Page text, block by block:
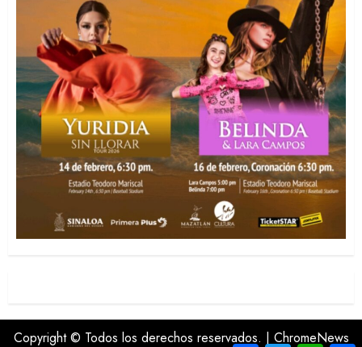
Copyright © Todos los derechos reservados. | ChromeNews